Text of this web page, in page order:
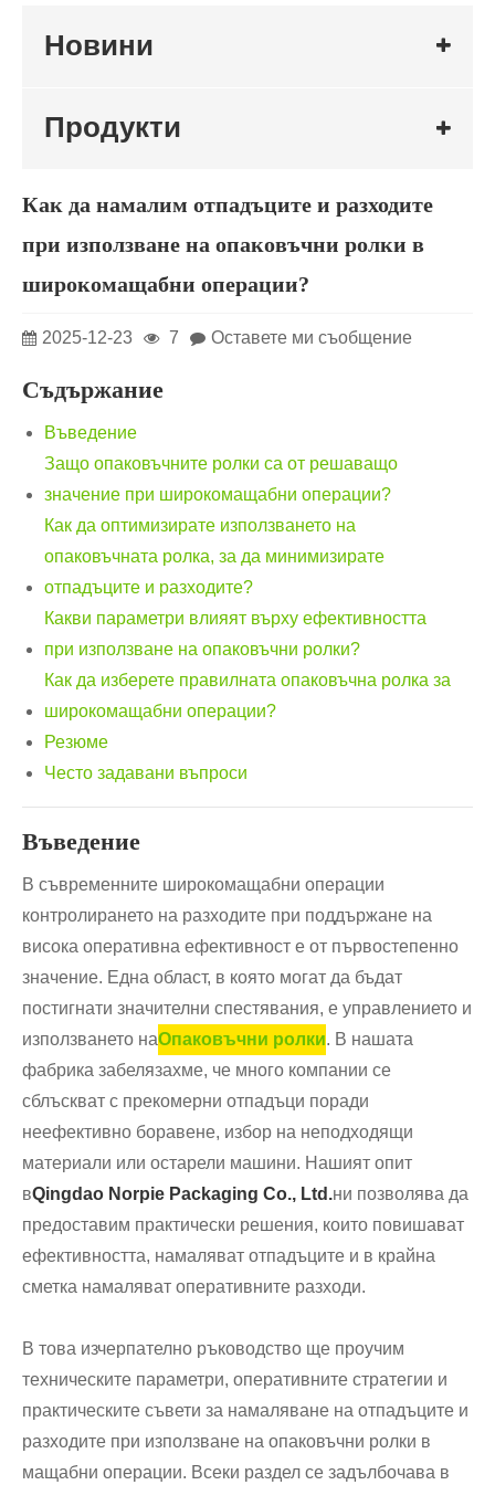
Новини
Продукти
Как да намалим отпадъците и разходите
при използване на опаковъчни ролки в
широкомащабни операции?
2025-12-23 7 Оставете ми съобщение
Съдържание
Въведение
Защо опаковъчните ролки са от решаващо
значение при широкомащабни операции?
Как да оптимизирате използването на
опаковъчната ролка, за да минимизирате
отпадъците и разходите?
Какви параметри влияят върху ефективността
при използване на опаковъчни ролки?
Как да изберете правилната опаковъчна ролка за
широкомащабни операции?
Резюме
Често задавани въпроси
Въведение
В съвременните широкомащабни операции
контролирането на разходите при поддържане на
висока оперативна ефективност е от първостепенно
значение. Една област, в която могат да бъдат
постигнати значителни спестявания, е управлението и
използването наОпаковъчни ролки. В нашата
фабрика забелязахме, че много компании се
сблъскват с прекомерни отпадъци поради
неефективно боравене, избор на неподходящи
материали или остарели машини. Нашият опит
вQingdao Norpie Packaging Co., Ltd.ни позволява да
предоставим практически решения, които повишават
ефективността, намаляват отпадъците и в крайна
сметка намаляват оперативните разходи.
В това изчерпателно ръководство ще проучим
техническите параметри, оперативните стратегии и
практическите съвети за намаляване на отпадъците и
разходите при използване на опаковъчни ролки в
мащабни операции. Всеки раздел се задълбочава в